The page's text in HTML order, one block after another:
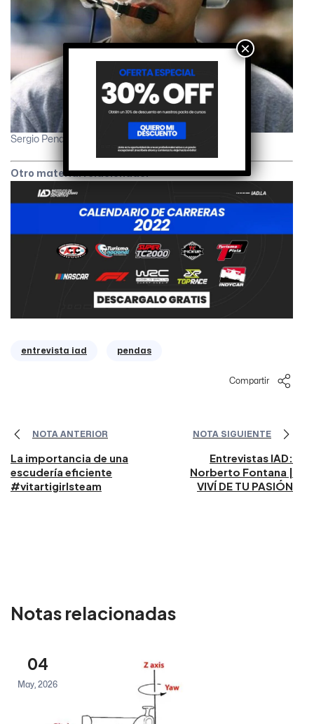
Sergio Pendas
Otro material relacionado:
entrevista iad pendas
Compartir
NOTA ANTERIOR
La importancia de una
escudería eficiente
#vitartigirlsteam
NOTA SIGUIENTE
Entrevistas IAD:
Norberto Fontana |
VIVÍ DE TU PASIÓN
Notas relacionadas
04
May, 2026
×